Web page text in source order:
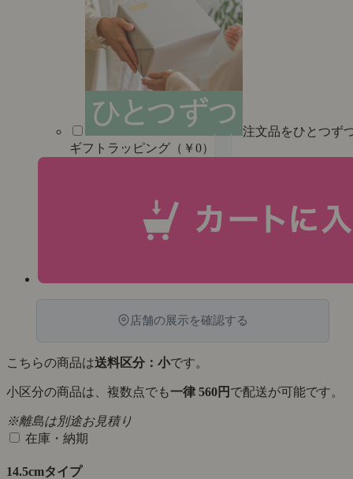
注文品をひとつず
ギフトラッピング（￥0）
店舗の展示を確認する
こちらの商品は送料区分：小です。
小区分の商品は、複数点でも一律 560円 で配送が可能です。
※離島は別途お見積り
在庫・納期
14.5cmタイプ